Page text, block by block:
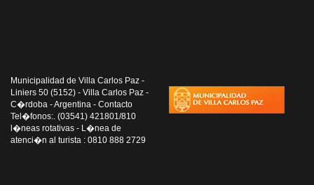
Municipalidad de Villa Carlos Paz -
Liniers 50 (5152) - Villa Carlos Paz -
C�rdoba - Argentina - Contacto
Tel�fonos:. (03541) 421801/810
l�neas rotativas - L�nea de
atenci�n al turista : 0810 888 2729